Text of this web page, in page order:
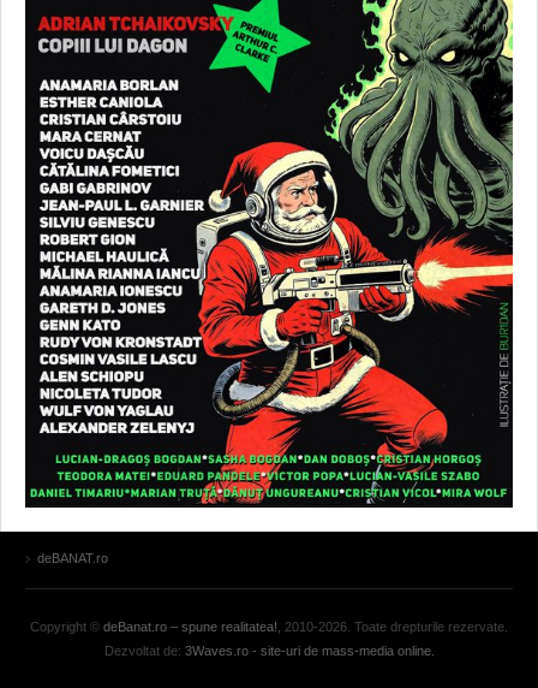
deBANAT.ro
Copyright © deBanat.ro – spune realitatea! , 2010-2026. Toate drepturile rezervate.
Dezvoltat de: 3Waves.ro - site-uri de mass-media online.